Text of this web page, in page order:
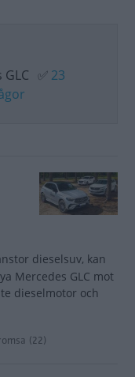
✅ 23
dieselsuv, kan
Mercedes GLC mot
dieselmotor och
(22)